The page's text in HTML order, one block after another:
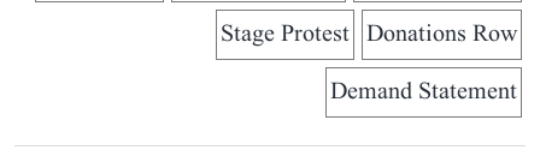
Donations Row
Stage Protest
Demand Statement